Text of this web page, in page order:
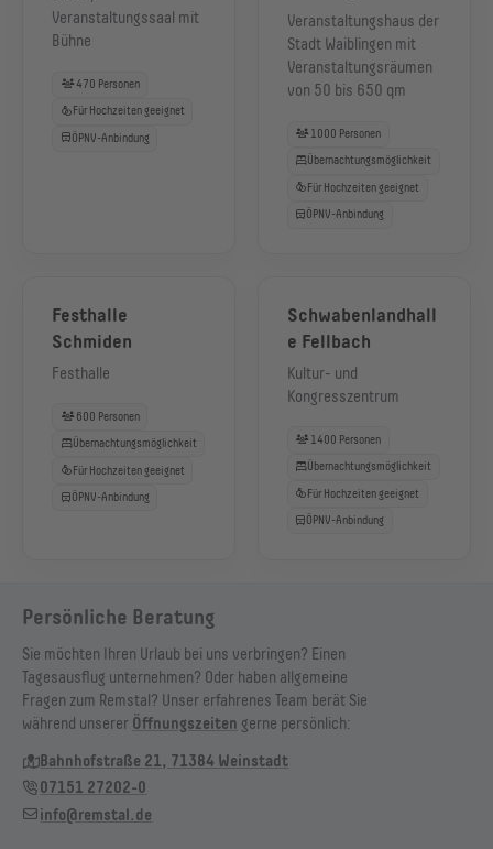
Veranstaltungssaal mit
Bühne
470 Personen
Für Hochzeiten geeignet
ÖPNV-Anbindung
Veranstaltungshaus der
Stadt Waiblingen mit
Veranstaltungsräumen
von 50 bis 650 qm
1000 Personen
Übernachtungsmöglichkeit
Für Hochzeiten geeignet
ÖPNV-Anbindung
Festhalle
Schmiden
Festhalle
600 Personen
Übernachtungsmöglichkeit
Für Hochzeiten geeignet
ÖPNV-Anbindung
Schwabenlandhall
e Fellbach
Kultur- und
Kongresszentrum
1400 Personen
Übernachtungsmöglichkeit
Für Hochzeiten geeignet
ÖPNV-Anbindung
Persönliche Beratung
Sie möchten Ihren Urlaub bei uns verbringen? Einen
Tagesausflug unternehmen? Oder haben allgemeine
Fragen zum Remstal? Unser erfahrenes Team berät Sie
während unserer Öffnungszeiten gerne persönlich:
Bahnhofstraße 21, 71384 Weinstadt
07151 27202-0
info@remstal.de